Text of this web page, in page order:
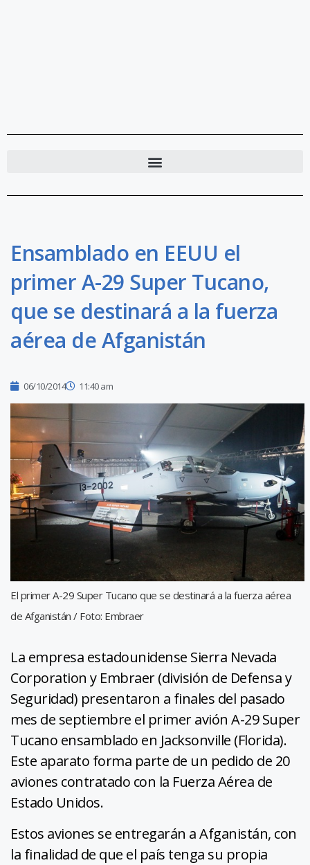
Ensamblado en EEUU el
primer A-29 Super Tucano,
que se destinará a la fuerza
aérea de Afganistán
06/10/2014 11:40 am
El primer A-29 Super Tucano que se destinará a la fuerza aérea
de Afganistán / Foto: Embraer
La empresa estadounidense Sierra Nevada
Corporation y Embraer (división de Defensa y
Seguridad) presentaron a finales del pasado
mes de septiembre el primer avión A-29 Super
Tucano ensamblado en Jacksonville (Florida).
Este aparato forma parte de un pedido de 20
aviones contratado con la Fuerza Aérea de
Estado Unidos.
Estos aviones se entregarán a Afganistán, con
la finalidad de que el país tenga su propia